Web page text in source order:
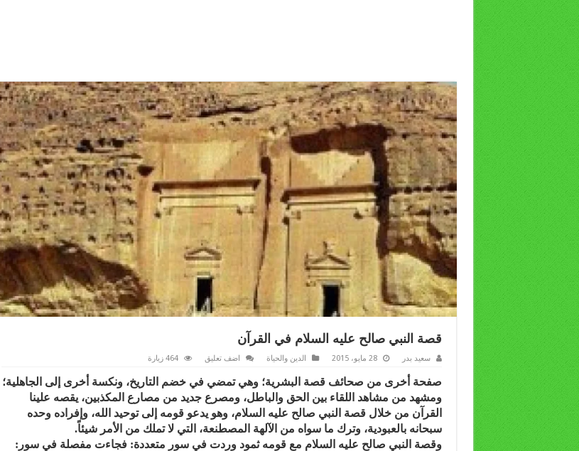
قصة النبي صالح عليه السلام في القرآن
سعيد بدر 28 مايو، 2015 الدين والحياة اضف تعليق 464 زيارة
صفحة أخرى من صحائف قصة البشرية؛ وهي تمضي في خضم التاريخ، ونكسة أخرى إلى الجاهلية؛
ومشهد من مشاهد اللقاء بين الحق والباطل، ومصرع جديد من مصارع المكذبين، يقصه علينا
القرآن من خلال قصة النبي صالح عليه السلام، وهو يدعو قومه إلى توحيد الله، وإفراده وحده
سبحانه بالعبودية، وترك ما سواه من الآلهة المصطنعة، التي لا تملك من الأمر شيئاً.
وقصة النبي صالح عليه السلام مع قومه ثمود وردت في سور متعددة: فجاءت مفصلة في سور: